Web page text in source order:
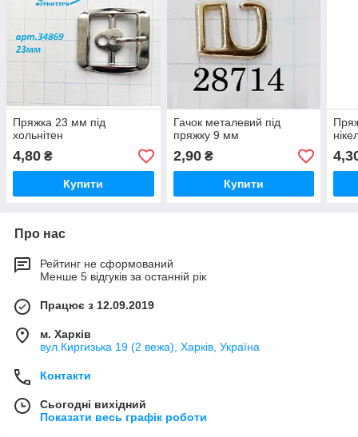
Пряжка 23 мм під
хольнітен
4,80 ₴
Купити
Гачок металевий під
пряжку 9 мм
2,90₴
Купити
Про нас
Рейтинг не сформований
Менше 5 відгуків за останній рік
Працює з 12.09.2019
м. Харків
вул.Киргизька 19 (2 вежа), Харків, Україна
Контакти
Сьогодні вихідний
Показати весь графік роботи